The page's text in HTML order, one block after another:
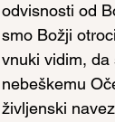
odvisnosti od
smo Božji
vnuki vidim, da
nebeškemu
življenski